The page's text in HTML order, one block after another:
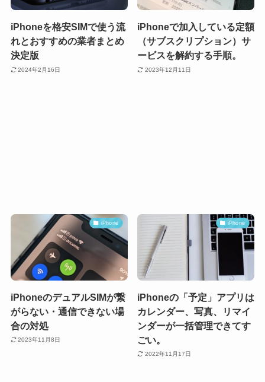
iPhoneを格安SIMで使う流
れとおすすめの業者まとめ
決定版
2024年2月16日
iPhoneで加入している定額
（サブスクリプション）サ
ービスを解約する手順。
2023年12月11日
iPhone
iPhoneのデュアルSIMが繋
がらない・通信できない場
合の対処
2023年11月8日
iPhone
iPhoneの「予定」アプリは
カレンダー、写真、リマイ
ンダーが一括管理できてす
ごい。
2022年11月17日